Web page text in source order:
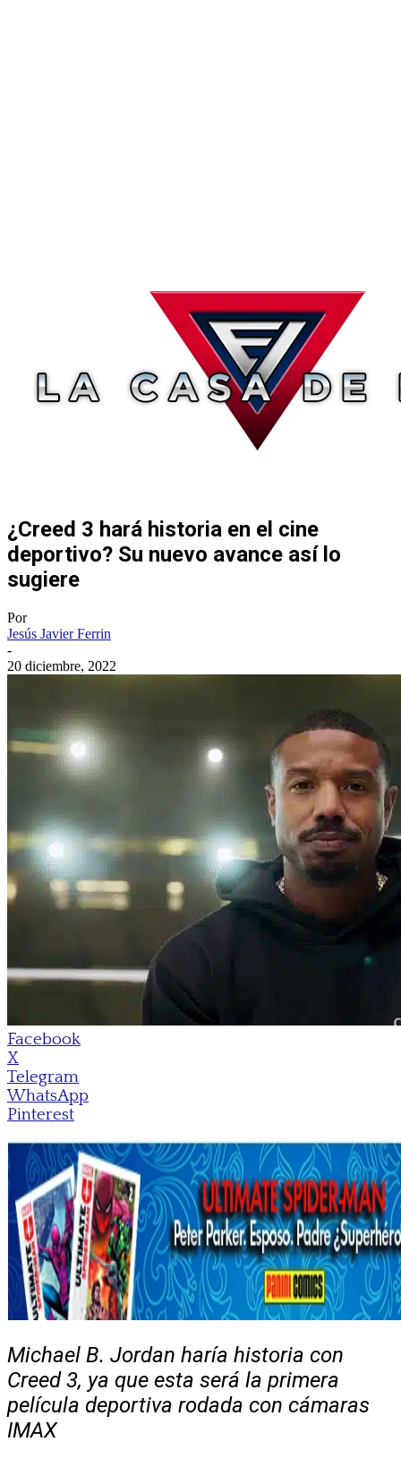
¿Creed 3 hará historia en el cine
deportivo? Su nuevo avance así lo
sugiere
Por
Jesús Javier Ferrin
-
20 diciembre, 2022
Facebook
X
Telegram
WhatsApp
Pinterest
Michael B. Jordan haría historia con
Creed 3, ya que esta será la primera
película deportiva rodada con cámaras
IMAX